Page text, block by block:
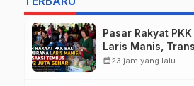
Pasar Rakyat
Laris Manis,
Rp.672 Juta Sehari
calendar_month23 jam yang lalu